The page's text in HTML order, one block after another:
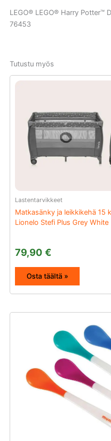
LEGO® LEGO® Harry Potter™
76453
Tutustu myös
Lastentarvikkeet
Matkasänky ja leikkikehä 15
Lionelo Stefi Plus Grey White
79,90 €
Osta täältä »